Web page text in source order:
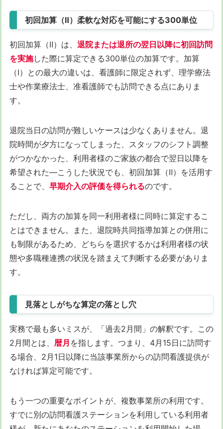
初回加算（Ⅱ）柔軟な対応を可能にする300単位
初回加算（Ⅱ）は、 退院または退所の翌日以降に初回訪問
を実施した際に算定できる300単位の加算です。加算
（Ⅰ）との最大の違いは、看護師に限定されず、理学療法
士や作業療法士、准看護師でも訪問できる点にありま
す。
退院当日の訪問が難しいケースは少なくありません。退
院時間が夕方になってしまった、スタッフのシフト調整
がつかなかった、利用者様のご家族の都合で翌日以降を
希望された—こうした状況でも、初回加算（Ⅱ）を活用す
ることで、 早期介入の評価を得られるのです。
ただし、両方の加算を同一利用者様に同時に算定するこ
とはできません。また、退院時共同指導加算との併用に
も制限があるため、どちらを選択するかは利用者様の状
態や多職種連携の状況を踏まえて判断する必要がありま
す。
見落としがちな算定の落とし穴
実務で最も多いミスが、「過去2月間」の解釈です。この
2月間とは、 暦月 を指します。つまり、4月15日に訪問す
る場合、2月1日以降に当該事業所からの訪問看護提供が
なければ算定可能です。
もう一つの重要なポイントが、複数事業所の利用です。
すでに別の訪問看護ステーションを利用している利用者